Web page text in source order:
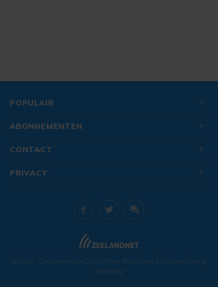
POPULAIR
ABONNEMENTEN
CONTACT
© 2026 . Onderdeel van DELTA Fiber Nederland B.V. Geniet van je
zaterdag!
PRIVACY